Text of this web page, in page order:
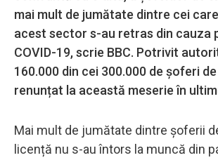
mai mult de jumătate dintre cei
acest sector s-au retras din cauza
COVID-19, scrie BBC. Potrivit
160.000 din cei 300.000 de șoferi
renunțat la această meserie în
Mai mult de jumătate dintre șoferii
licență nu s-au întors la muncă din